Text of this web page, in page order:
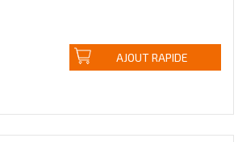
AJOUT RAPIDE